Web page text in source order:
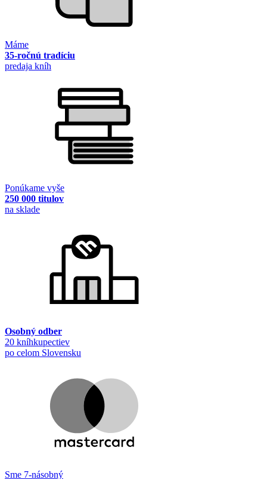
Máme
35-ročnú tradíciu
predaja kníh
Ponúkame vyše
250 000 titulov
na sklade
Osobný odber
20 kníhkupectiev
po celom Slovensku
Sme 7-násobný